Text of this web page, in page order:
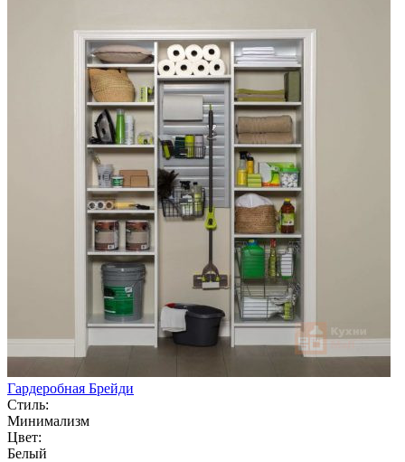
Гардеробная Брейди
Стиль:
Минимализм
Цвет:
Белый